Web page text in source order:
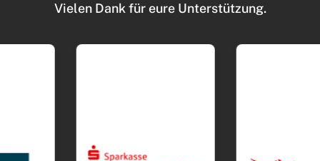
Vielen Dank für eure Unterstützung.